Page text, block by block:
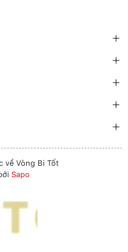
về Vòng Bi Tốt
Sapo